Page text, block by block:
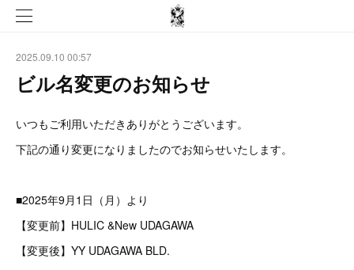
2025.09.10 00:57
ビル名変更のお知らせ
いつもご利用いただきありがとうございます。
下記の通り変更になりましたのでお知らせいたします。
■2025年9月1日（月）より
【変更前】HULIC &New UDAGAWA
【変更後】YY UDAGAWA BLD.